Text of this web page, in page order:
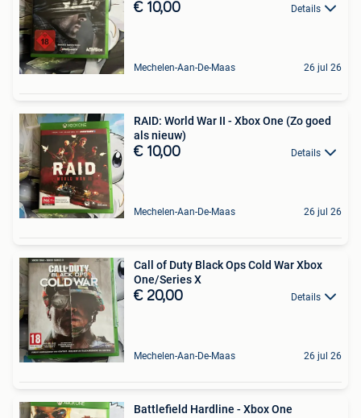
€ 10,00 Details
Mechelen-Aan-De-Maas 26 jul 26
RAID: World War II - Xbox One (Zo goed
als nieuw)
€ 10,00 Details
Mechelen-Aan-De-Maas 26 jul 26
Call of Duty Black Ops Cold War Xbox
One/Series X
€ 20,00 Details
Mechelen-Aan-De-Maas 26 jul 26
Battlefield Hardline - Xbox One